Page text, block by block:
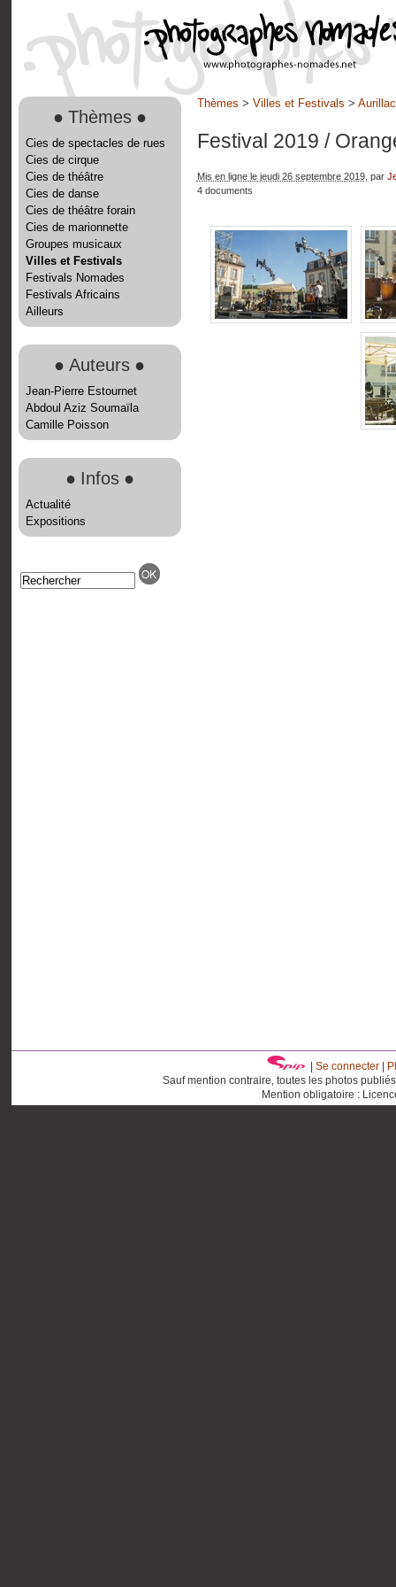
● Thèmes ●
Cies de spectacles de rues
Cies de cirque
Cies de théâtre
Cies de danse
Cies de théâtre forain
Cies de marionnette
Groupes musicaux
Villes et Festivals
Festivals Nomades
Festivals Africains
Ailleurs
● Auteurs ●
Jean-Pierre Estournet
Abdoul Aziz Soumaïla
Camille Poisson
● Infos ●
Actualité
Expositions
Thèmes > Villes et Festivals >
Festival 2019 /
Mis en ligne le jeudi 26 septembre 2019, par
4 documents
Se connecter|
Sauf mention contraire, toutes les photos
Mention obligatoire :